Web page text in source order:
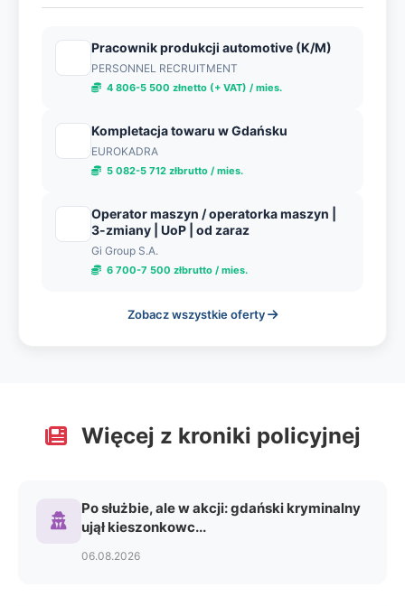
Pracownik produkcji automotive (K/M)
PERSONNEL RECRUITMENT
4 806-5 500 złnetto (+ VAT) / mies.
Kompletacja towaru w Gdańsku
EUROKADRA
5 082-5 712 złbrutto / mies.
Operator maszyn / operatorka maszyn |
3-zmiany | UoP | od zaraz
Gi Group S.A.
6 700-7 500 złbrutto / mies.
Zobacz wszystkie oferty
Więcej z kroniki policyjnej
Po służbie, ale w akcji: gdański kryminalny
ujął kieszonkowc...
06.08.2026